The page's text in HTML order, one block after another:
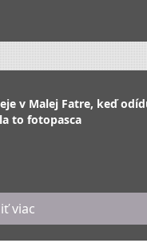
v Malej Fatre, keď
to fotopasca
viac